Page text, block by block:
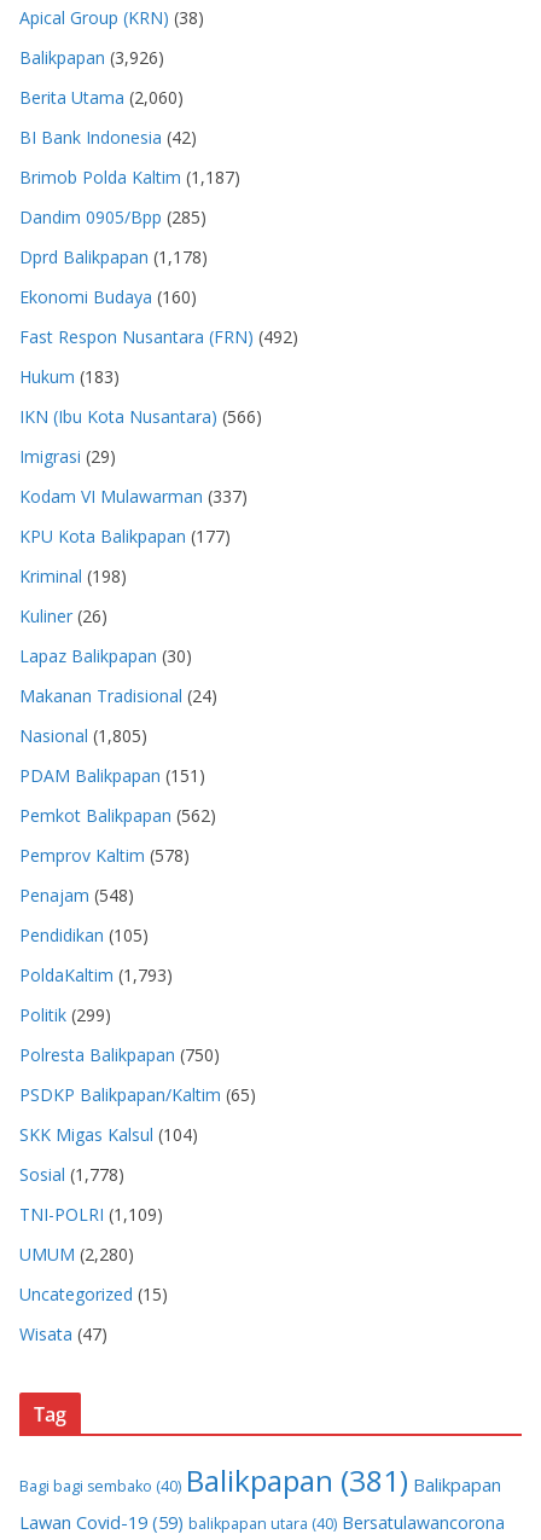
Apical Group (KRN) (38)
Balikpapan (3,926)
Berita Utama (2,060)
BI Bank Indonesia (42)
Brimob Polda Kaltim (1,187)
Dandim 0905/Bpp (285)
Dprd Balikpapan (1,178)
Ekonomi Budaya (160)
Fast Respon Nusantara (FRN) (492)
Hukum (183)
IKN (Ibu Kota Nusantara) (566)
Imigrasi (29)
Kodam VI Mulawarman (337)
KPU Kota Balikpapan (177)
Kriminal (198)
Kuliner (26)
Lapaz Balikpapan (30)
Makanan Tradisional (24)
Nasional (1,805)
PDAM Balikpapan (151)
Pemkot Balikpapan (562)
Pemprov Kaltim (578)
Penajam (548)
Pendidikan (105)
PoldaKaltim (1,793)
Politik (299)
Polresta Balikpapan (750)
PSDKP Balikpapan/Kaltim (65)
SKK Migas Kalsul (104)
Sosial (1,778)
TNI-POLRI (1,109)
UMUM (2,280)
Uncategorized (15)
Wisata (47)
Tag
Bagi bagi sembako (40) Balikpapan (381) Balikpapan
Lawan Covid-19 (59) balikpapan utara (40) Bersatulawancorona